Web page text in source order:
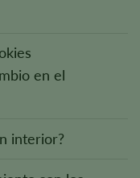
en el
interior?